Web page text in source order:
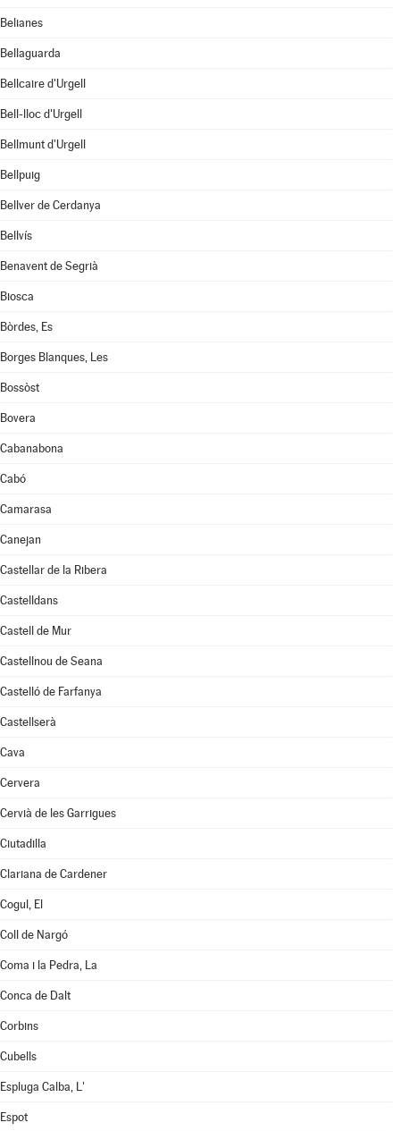
Belianes
Bellaguarda
Bellcaire d'Urgell
Bell-lloc d'Urgell
Bellmunt d'Urgell
Bellpuig
Bellver de Cerdanya
Bellvís
Benavent de Segrià
Biosca
Bòrdes, Es
Borges Blanques, Les
Bossòst
Bovera
Cabanabona
Cabó
Camarasa
Canejan
Castellar de la Ribera
Castelldans
Castell de Mur
Castellnou de Seana
Castelló de Farfanya
Castellserà
Cava
Cervera
Cervià de les Garrigues
Ciutadilla
Clariana de Cardener
Cogul, El
Coll de Nargó
Coma i la Pedra, La
Conca de Dalt
Corbins
Cubells
Espluga Calba, L'
Espot